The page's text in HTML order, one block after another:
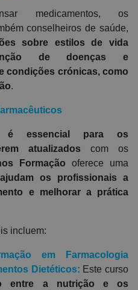
medicamentos, os
conselheiros de saúde,
sobre estilos de vida
de doenças e
condições crónicas, como
.
é essencial para os
atualizados com os
Formação oferece uma
ajudam os profissionais a
e melhorar a prática
incluem:
em Farmacologia
Dietéticos: Este curso
entre a nutrição e os